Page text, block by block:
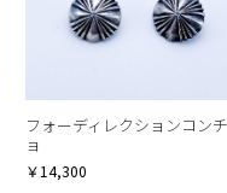
フォーディレクションコンチ
ョ
￥14,300